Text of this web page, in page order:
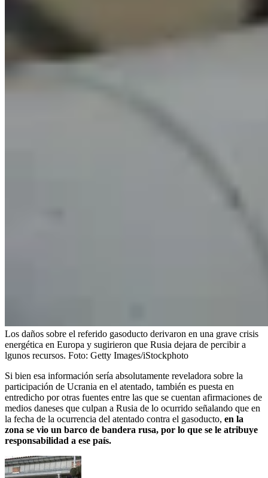
Los daños sobre el referido gasoducto derivaron en una grave crisis
energética en Europa y sugirieron que Rusia dejara de percibir a
lgunos recursos. Foto: Getty Images/iStockphoto
Si bien esa información sería absolutamente reveladora sobre la
participación de Ucrania en el atentado, también es puesta en
entredicho por otras fuentes entre las que se cuentan afirmaciones de
medios daneses que culpan a Rusia de lo ocurrido señalando que en
la fecha de la ocurrencia del atentado contra el gasoducto, en la
zona se vio un barco de bandera rusa, por lo que se le atribuye
responsabilidad a ese país.